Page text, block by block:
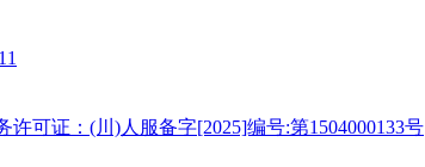
许可证：(川)人服备字[2025]编号:第1504000133号